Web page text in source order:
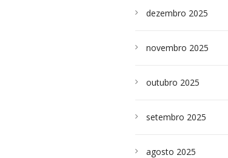
dezembro 2025
novembro 2025
outubro 2025
setembro 2025
agosto 2025